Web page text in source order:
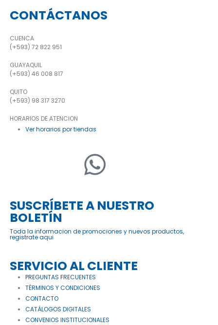
CONTÁCTANOS
CUENCA
(+593) 72 822 951
GUAYAQUIL
(+593) 46 008 817
QUITO
(+593) 98 317 3270
HORARIOS DE ATENCION
Ver horarios por tiendas
SUSCRÍBETE A NUESTRO
BOLETÍN
Toda la informacion de promociones y nuevos productos,
registrate aqui
SERVICIO AL CLIENTE
PREGUNTAS FRECUENTES
TÉRMINOS Y CONDICIONES
CONTACTO
CATÁLOGOS DIGITALES
CONVENIOS INSTITUCIONALES